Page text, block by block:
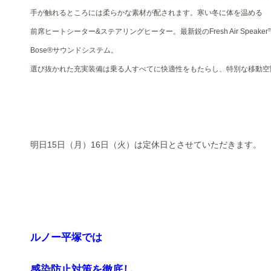
手が触れるところには柔らかな素材が配されます。寒い冬に体を温める
前席ヒートシーター&ステアリングヒーター。最新鋭のFresh Air
Bose®サウンドシステム。
選び抜かれた充実装備は乗る人すべてに快適性をもたらし、特別な移動空
明日15日（月）16日（火）は定休日とさせていただきます。
ルノー平塚では